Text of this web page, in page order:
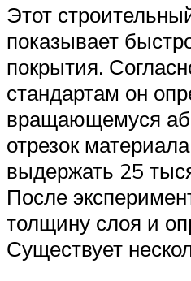
Этот
показывает
покрытия.
стандартам он
вращающемуся
отрезок
выдержать 25
После
толщину слоя и
Существует